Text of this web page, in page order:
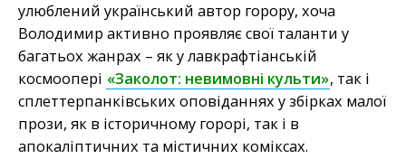
улюблений український автор горору, хоча
Володимир активно проявляє свої таланти у
багатьох жанрах – як у лавкрафтіанській
космоопері «Заколот: невимовні культи», так і
сплеттерпанківських оповіданнях у збірках малої
прози, як в історичному горорі, так і в
апокаліптичних та містичних коміксах.